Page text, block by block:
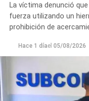
La víctima denunció
fuerza utilizando un
prohibición de
Hace 1 díael 05/08/2026